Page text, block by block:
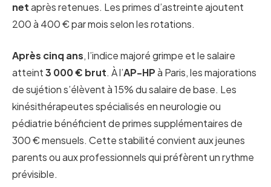
netaprès retenues. Les primes d’astreinte ajoutent
200 à 400 € par mois selon les rotations.
Après cinq ans, l’indice majoré grimpe et le salaire
atteint3 000 € brut. À l’AP-HPà Paris, les majorations
de sujétion s’élèvent à 15% du salaire de base. Les
kinésithérapeutes spécialisés en neurologie ou
pédiatrie bénéficient de primes supplémentaires de
300 € mensuels. Cette stabilité convient aux jeunes
parents ou aux professionnels qui préfèrent un rythme
prévisible.